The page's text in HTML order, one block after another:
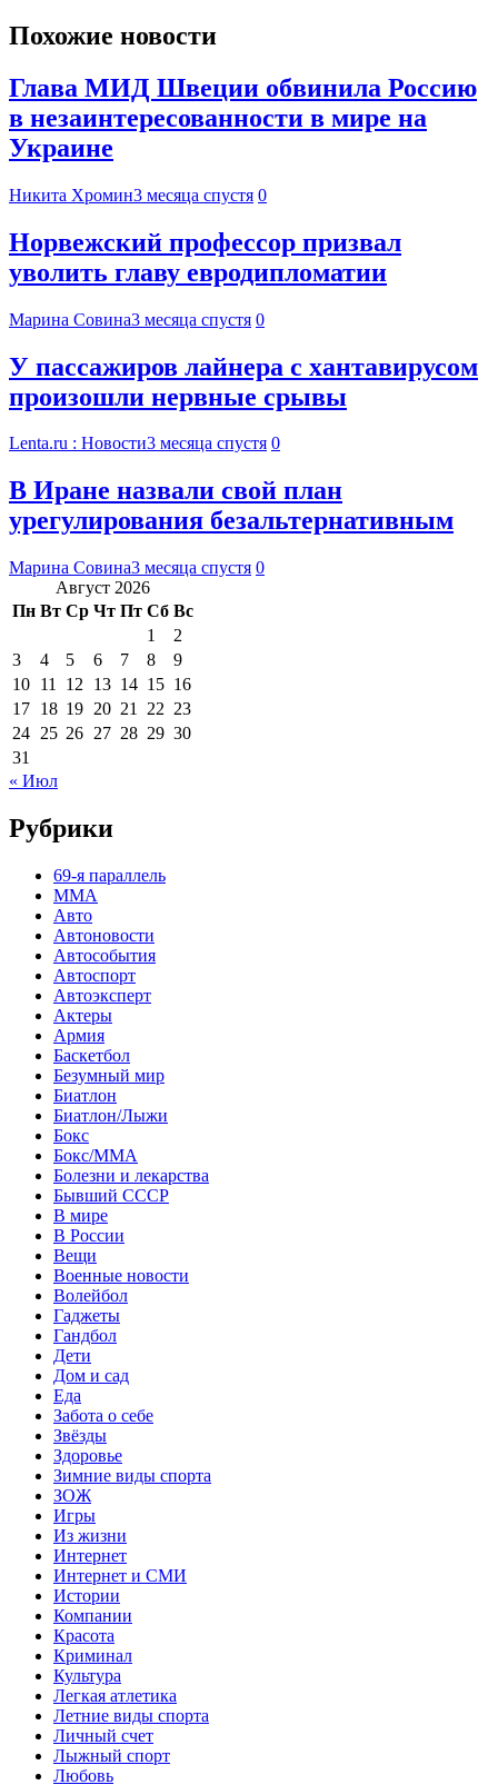
Похожие новости
Глава МИД Швеции обвинила Россию
в незаинтересованности в мире на
Украине
Никита Хромин3 месяца спустя 0
Норвежский профессор призвал
уволить главу евродипломатии
Марина Совина3 месяца спустя 0
У пассажиров лайнера с хантавирусом
произошли нервные срывы
Lenta.ru : Новости3 месяца спустя 0
В Иране назвали свой план
урегулирования безальтернативным
Марина Совина3 месяца спустя 0
Август 2026
Пн Вт Ср Чт Пт Сб Вс
1
2
3
4 5 6 7 8
9
10 11 12 13 14 15 16
17 18 19 20 21 22 23
24 25 26 27 28 29 30
31
« Июл
Рубрики
69-я параллель
MMA
Авто
Автоновости
Автособытия
Автоспорт
Автоэксперт
Актеры
Армия
Баскетбол
Безумный мир
Биатлон
Биатлон/Лыжи
Бокс
Бокс/MMA
Болезни и лекарства
Бывший СССР
В мире
В России
Вещи
Военные новости
Волейбол
Гаджеты
Гандбол
Дети
Дом и сад
Еда
Забота о себе
Звёзды
Здоровье
Зимние виды спорта
ЗОЖ
Игры
Из жизни
Интернет
Интернет и СМИ
Истории
Компании
Красота
Криминал
Культура
Легкая атлетика
Летние виды спорта
Личный счет
Лыжный спорт
Любовь